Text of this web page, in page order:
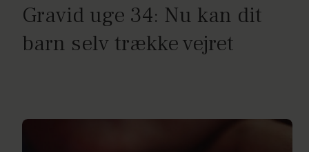
Gravid uge 34: Nu kan dit
barn selv trække vejret